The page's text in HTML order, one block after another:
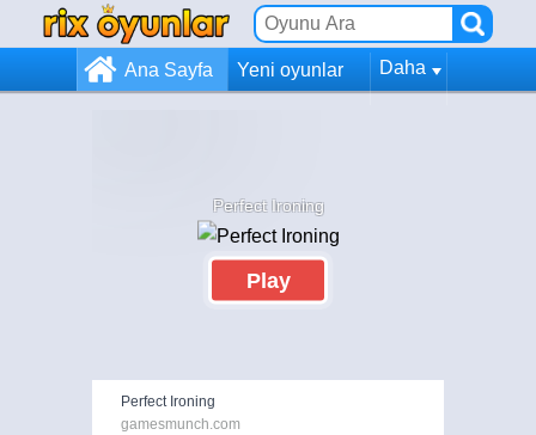
Ana Sayfa Yeni oyunlar Daha
Perfect Ironing
Play
Perfect Ironing
gamesmunch.com